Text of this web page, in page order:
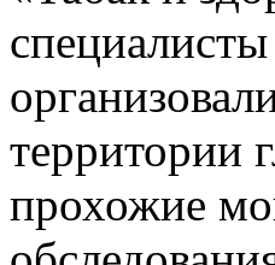
территории
прохожие